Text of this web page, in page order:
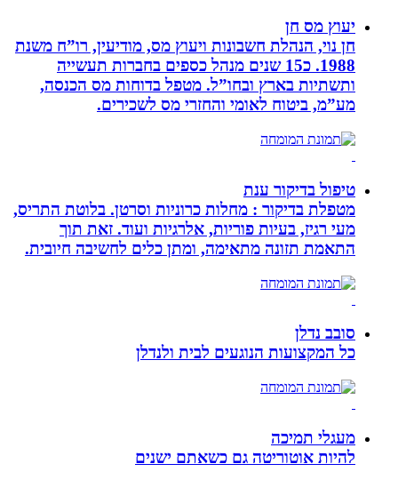
יעוץ מס חן
חן נוי, הנהלת חשבונות ויעוץ מס, מודיעין, רו”ח משנת
1988. כ15 שנים מנהל כספים בחברות תעשייה
ותשתיות בארץ ובחו”ל. מטפל בדוחות מס הכנסה,
מע”מ, ביטוח לאומי והחזרי מס לשכירים.
טיפול בדיקור ענת
מטפלת בדיקור : מחלות כרוניות וסרטן. בלוטת התריס,
מעי רגיז, בעיות פוריות, אלרגיות ועוד. זאת תוך
התאמת תזונה מתאימה, ומתן כלים לחשיבה חיובית.
סובב נדלן
כל המקצועות הנוגעים לבית ולנדלן
מעגלי תמיכה
להיות אוטוריטה גם כשאתם ישנים